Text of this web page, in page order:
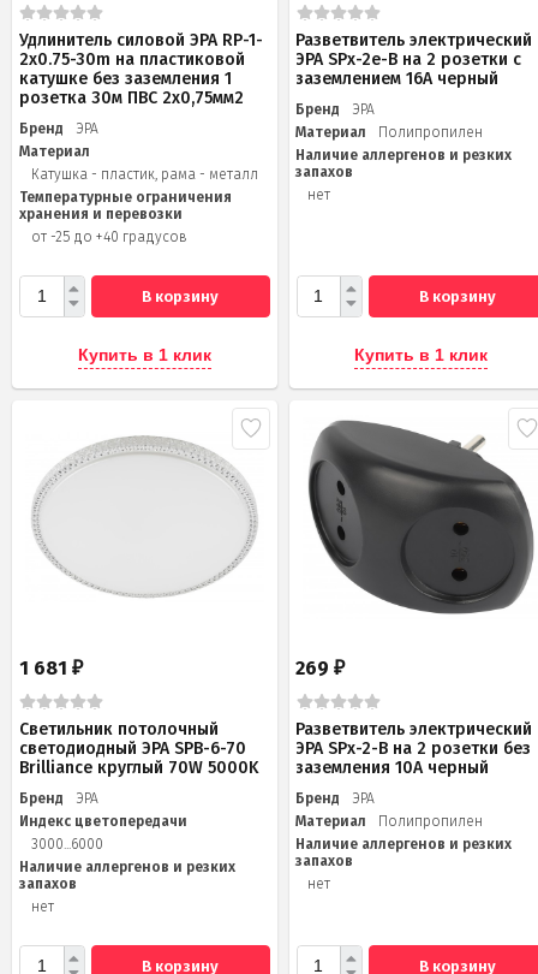
Удлинитель силовой ЭРА RP-1-
2x0.75-30m на пластиковой
катушке без заземления 1
розетка 30м ПВС 2х0,75мм2
Бренд
ЭРА
Материал
Катушка - пластик, рама - металл
Температурные ограничения
хранения и перевозки
от -25 до +40 градусов
В корзину
Купить в 1 клик
Разветвитель электрический
ЭРА SPx-2e-B на 2 розетки с
заземлением 16А черный
Бренд
ЭРА
Материал
Полипропилен
Наличие аллергенов и резких
запахов
нет
В корзину
Купить в 1 клик
1 681 ₽
Светильник потолочный
светодиодный ЭРА SPB-6-70
Brilliance круглый 70W 5000K
Бренд
ЭРА
Индекс цветопередачи
3000...6000
Наличие аллергенов и резких
запахов
нет
В корзину
269₽
Разветвитель электрический
ЭРА SPx-2-B на 2 розетки без
заземления 10А черный
Бренд
ЭРА
Материал
Полипропилен
Наличие аллергенов и резких
запахов
нет
В корзину